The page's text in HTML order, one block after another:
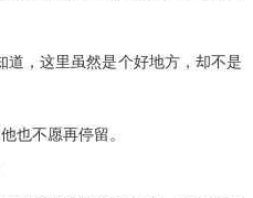
，这里虽然是个好地方，却不是
不愿再停留。